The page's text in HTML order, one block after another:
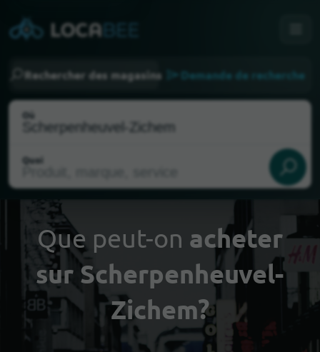
Rechercher des magasins Demande de recherche
Où
Quoi
Choisir ma localisation
Que peut-on acheter
sur Scherpenheuvel-
Zichem?